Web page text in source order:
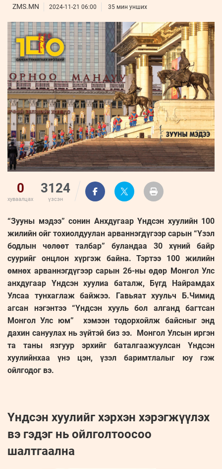
Бүртгүүлэх
Нэвтрэх
Бизнес
Leaderships
forum
ФОТО
УРЛАГ
ТӨВ
ZUUNII
MEDEE
WEEKLY
ZMS.MN 2024-11-21 06:00 35 мин унших
0
хуваалцах
3124
үзсэн
“Зууны мэдээ” сонин Анхдугаар Үндсэн хуулийн 100
жилийн ойг тохиолдуулан арваннэгдүгээр сарын “Үзэл
бодлын чөлөөт талбар” буландаа 30 хүний байр
суурийг онцлон хүргэж байна. Тэртээ 100 жилийн
өмнөх арваннэгдүгээр сарын 26-ны өдөр Монгол Улс
анхдугаар Үндсэн хуулиа баталж, Бүгд Найрамдах
Улсаа тунхаглаж байжээ. Гавьяат хуульч Б.Чимид
агсан нэгэнтээ “Үндсэн хууль бол алганд багтсан
Монгол Улс юм” хэмээн тодорхойлж байсныг энд
дахин сануулах нь зүйтэй биз ээ. Монгол Улсын иргэн
та таны язгуур эрхийг баталгаажуулсан Үндсэн
хуулийнхаа үнэ цэн, үзэл баримтлалыг юу гэж
ойлгодог вэ.
Үндсэн хуулийг хэрхэн хэрэгжүүлэх
вэ гэдэг нь ойлголтоосоо
шалтгаална